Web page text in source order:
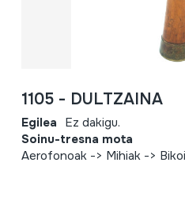
1105 - DULTZAINA
Egilea Ez dakigu.
Soinu-tresna mota
Aerofonoak -> Mihiak ->